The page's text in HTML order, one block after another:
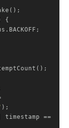
{
);